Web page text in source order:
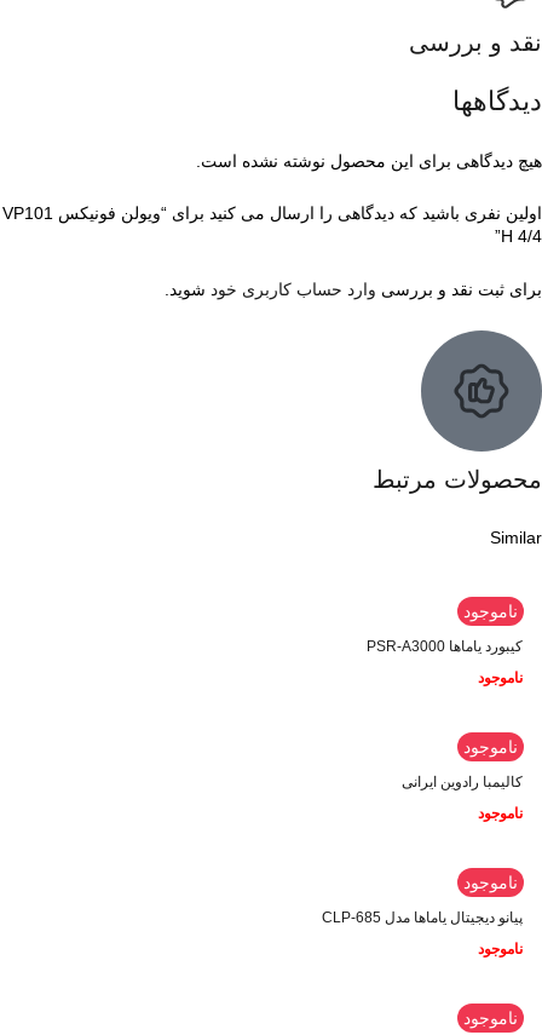
نقد و بررسی
دیدگاهها
هیچ دیدگاهی برای این محصول نوشته نشده است.
اولین نفری باشید که دیدگاهی را ارسال می کنید برای “ویولن فونیکس VP101
H 4/4”
برای ثبت نقد و بررسی وارد حساب کاربری خود شوید.
محصولات مرتبط
Similar
ناموجود
کیبورد یاماها PSR-A3000
ناموجود
ناموجود
کالیمبا رادوین ایرانی
ناموجود
ناموجود
پیانو دیجیتال یاماها مدل CLP-685
ناموجود
ناموجود